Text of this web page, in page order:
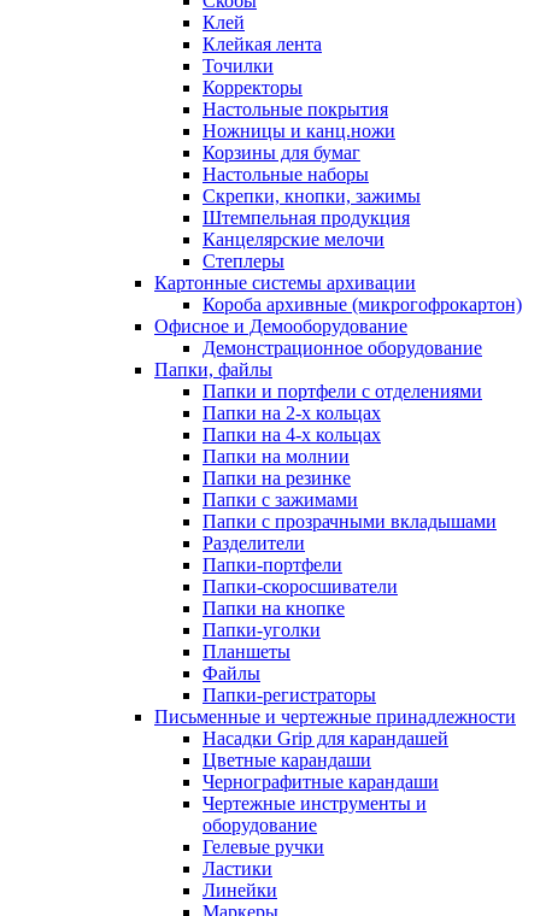
Клей
Клейкая лента
Точилки
Корректоры
Настольные покрытия
Ножницы и канц.ножи
Корзины для бумаг
Настольные наборы
Скрепки, кнопки, зажимы
Штемпельная продукция
Канцелярские мелочи
Степлеры
Картонные системы архивации
Короба архивные (микрогофрокартон)
Офисное и Демооборудование
Демонстрационное оборудование
Папки, файлы
Папки и портфели с отделениями
Папки на 2-х кольцах
Папки на 4-х кольцах
Папки на молнии
Папки на резинке
Папки с зажимами
Папки с прозрачными вкладышами
Разделители
Папки-портфели
Папки-скоросшиватели
Папки на кнопке
Папки-уголки
Планшеты
Файлы
Папки-регистраторы
Письменные и чертежные принадлежности
Насадки Grip для карандашей
Цветные карандаши
Чернографитные карандаши
Чертежные инструменты и
оборудование
Гелевые ручки
Ластики
Линейки
Маркеры